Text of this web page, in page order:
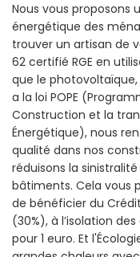
Nous vous proposons
énergétique des
trouver un artisan de
62 certifié RGE en
que le
a la loi POPE
Construction et la
Énergétique), nous
qualité dans nos
réduisons la sinistralité
bâtiments. Cela vous
de bénéficier du
(30%), à l’isolation
pour 1 euro. Et